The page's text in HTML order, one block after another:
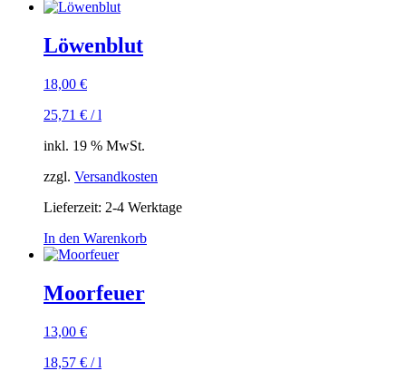
Löwenblut
18,00 €
25,71 € /l
inkl. 19 % MwSt.
zzgl. Versandkosten
Lieferzeit: 2-4 Werktage
In den Warenkorb
Moorfeuer
13,00 €
18,57 € /l